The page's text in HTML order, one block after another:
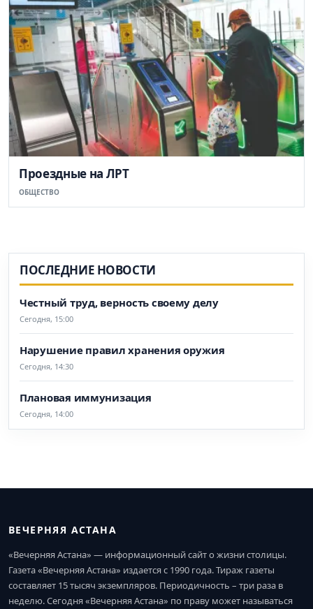
Проездные на ЛРТ
ОБЩЕСТВО
ПОСЛЕДНИЕ НОВОСТИ
Честный труд, верность своему делу
Сегодня, 15:00
Нарушение правил хранения оружия
Сегодня, 14:30
Плановая иммунизация
Сегодня, 14:00
ВЕЧЕРНЯЯ АСТАНА
«Вечерняя Астана» — информационный сайт о жизни столицы.
Газета «Вечерняя Астана» издается с 1990 года. Тираж газеты
составляет 15 тысяч экземпляров. Периодичность – три раза в
неделю. Сегодня «Вечерняя Астана» по праву может называться